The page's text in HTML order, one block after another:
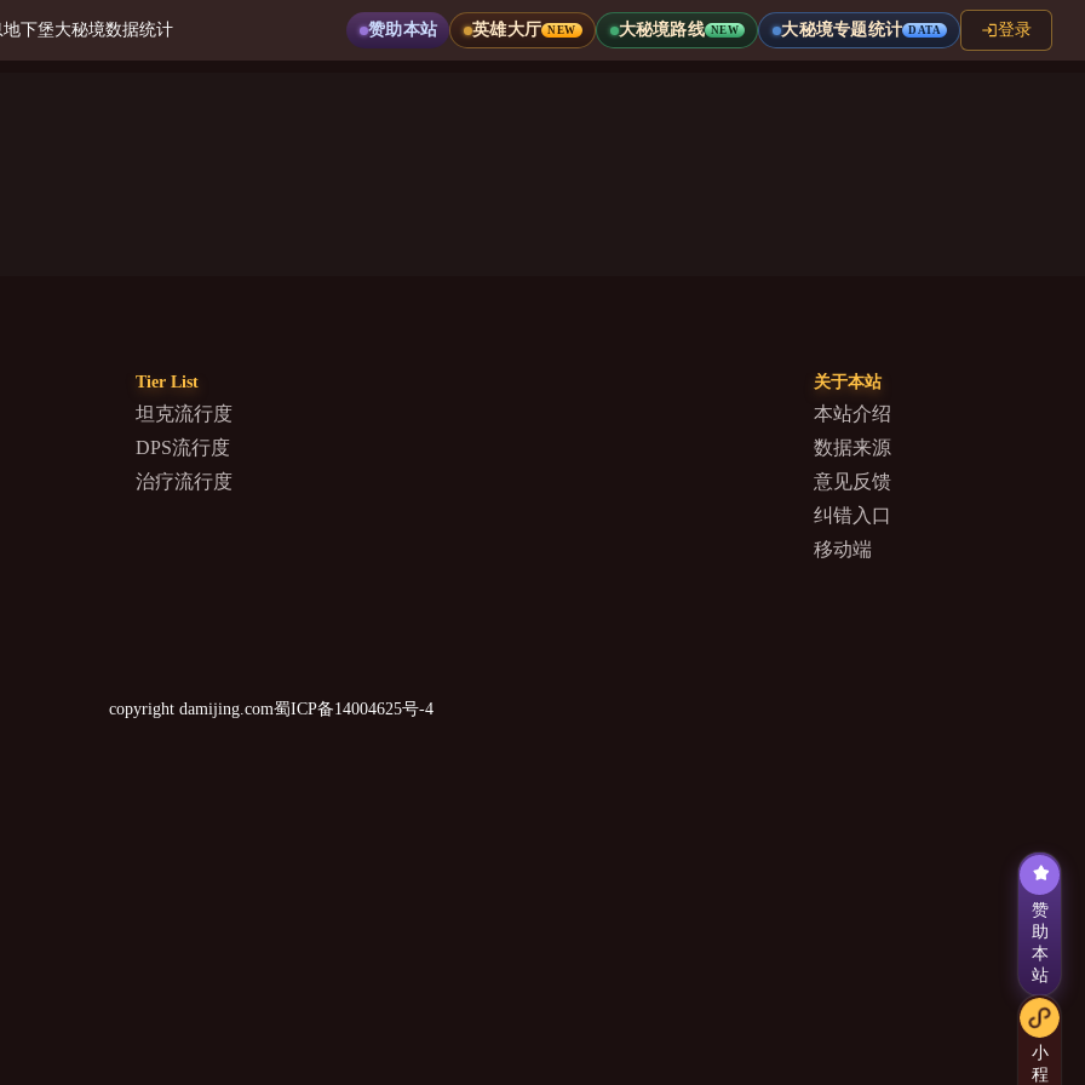
地下堡大秘境数据统计 赞助本站 英雄大厅 NEW 大秘境路线 NEW 大秘境专题统计 DATA 登录
Tier List
坦克流行度
DPS流行度
治疗流行度
关于本站
本站介绍
数据来源
意见反馈
纠错入口
移动端
copyright damijing.com蜀ICP备14004625号-4
赞
助
本
站
小
程